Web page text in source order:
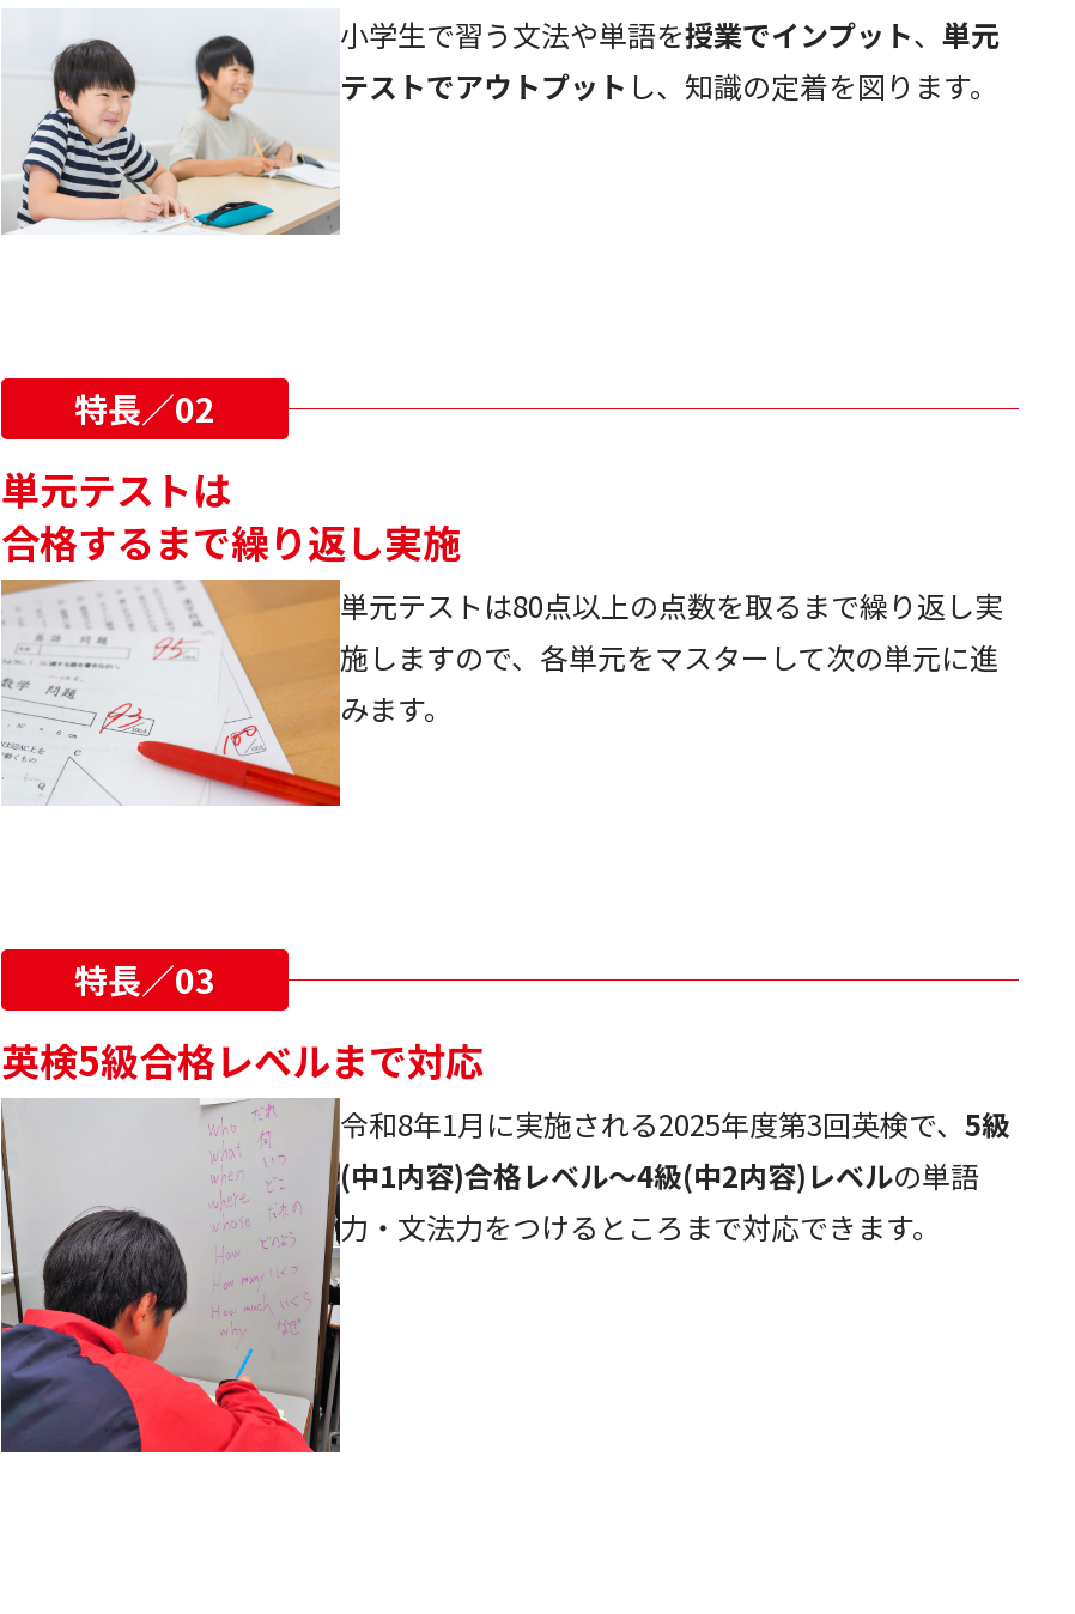
小学生で習う文法や単語を授業でインプット、単元
テストでアウトプット し、知識の定着を図ります。
特長／02
単元テストは
合格するまで繰り返し実施
単元テストは80点以上の点数を取るまで繰り返し実
施しますので、各単元をマスターして次の単元に進
みます。
特長／03
英検5級合格レベルまで対応
令和8年1月に実施される2025年度第3回英検で、5級
(中1内容)合格レベル～4級(中2内容)レベルの単語
力・文法力をつけるところまで対応できます。